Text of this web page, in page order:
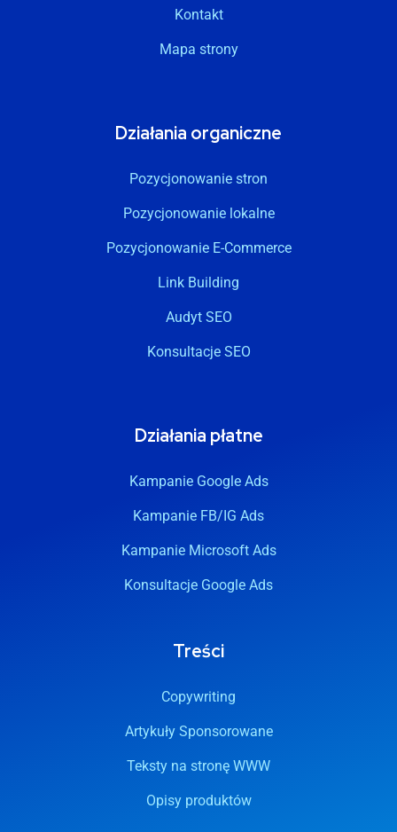
Kontakt
Mapa strony
Działania organiczne
Pozycjonowanie stron
Pozycjonowanie lokalne
Pozycjonowanie E-Commerce
Link Building
Audyt SEO
Konsultacje SEO
Działania płatne
Kampanie Google Ads
Kampanie FB/IG Ads
Kampanie Microsoft Ads
Konsultacje Google Ads
Treści
Copywriting
Artykuły Sponsorowane
Teksty na stronę WWW
Opisy produktów